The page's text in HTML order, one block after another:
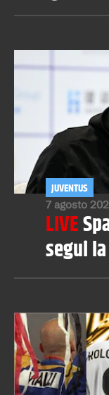
7 agosto
JUVENTUS
LIVE
segui